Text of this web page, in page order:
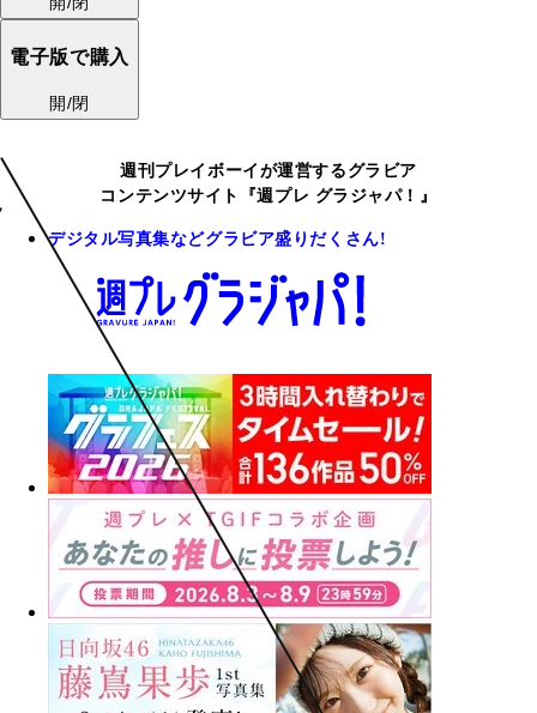
電子版で購入
開/閉
週刊プレイボーイが運営するグラビア
コンテンツサイト『週プレ グラジャパ！』
デジタル写真集などグラビア盛りだくさん!